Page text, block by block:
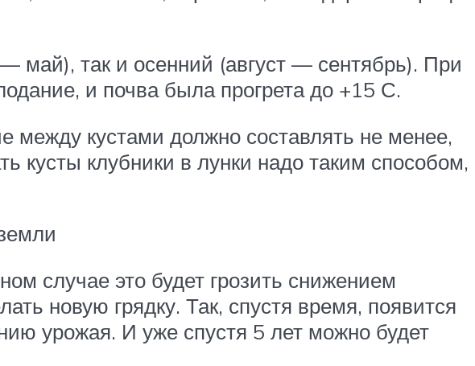
май), так и осенний (август — сентябрь). При
и почва была прогрета до +15 С.
между кустами должно составлять не менее,
кусты клубники в лунки надо таким способом,
случае это будет грозить снижением
новую грядку. Так, спустя время, появится
урожая. И уже спустя 5 лет можно будет